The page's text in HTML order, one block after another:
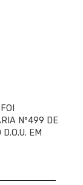
Nº499 DE
EM